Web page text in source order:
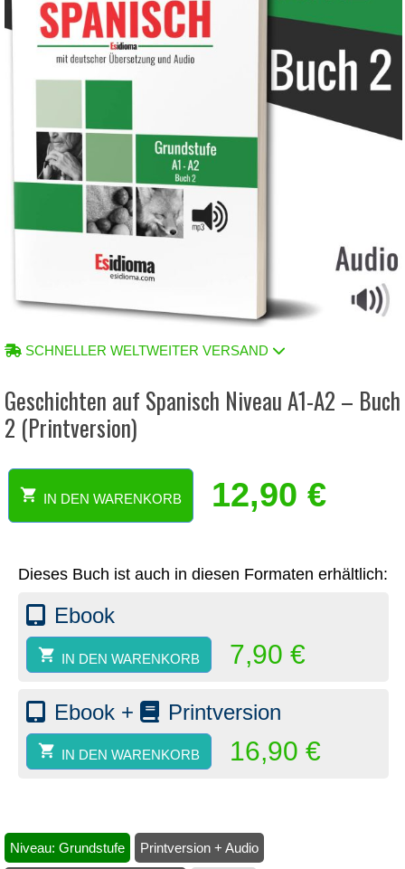
SCHNELLER WELTWEITER VERSAND
Geschichten auf Spanisch Niveau A1-A2 – Buch
2 (Printversion)
Geschichten
auf
A1-
Buch
(Printversion)
IN DEN WARENKORB 12,90 €
Dieses Buch ist auch in diesen Formaten erhältlich:
Ebook
IN DEN WARENKORB 7,90 €
Ebook + Printversion
IN DEN WARENKORB 16,90 €
Niveau: Grundstufe Printversion + Audio